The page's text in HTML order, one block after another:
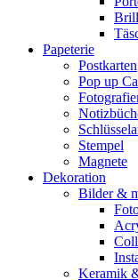
Papeterie
Postkarten
Pop up
Stempel
Magnete
Dekoration
Bilder &
Keramik